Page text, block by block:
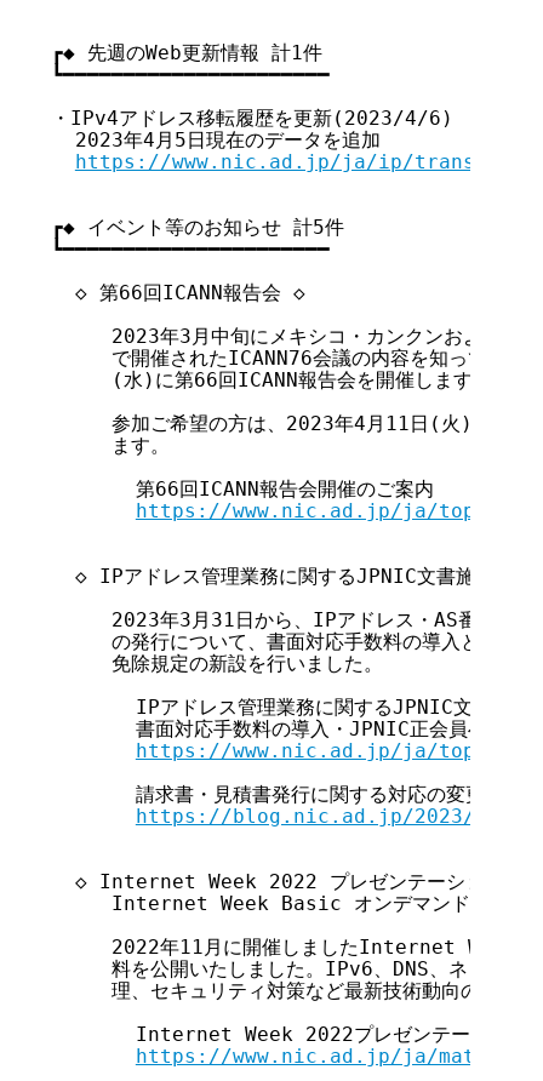
┏◆ 先週のWeb更新情報 計1件
┗━━━━━━━━━━━━━━━━━━━━━━
・IPv4アドレス移転履歴を更新(2023/4/6)
  2023年4月5日現在のデータを追加
https://www.nic.ad.jp/ja/ip/transfer/
┏◆ イベント等のお知らせ 計5件
┗━━━━━━━━━━━━━━━━━━━━━━
  ◇ 第66回ICANN報告会 ◇
2023年3月中旬にメキシコ・カンクンおよびオン
で開催されたICANN76会議の内容を知っていた
     (水)に第66回ICANN報告会を開催します。
参加ご希望の方は、2023年4月11日(火)17:00
     ます。
       第66回ICANN報告会開催のご案内
https://www.nic.ad.jp/ja/topics/
  ◇ IPアドレス管理業務に関するJPNIC文書施行 ◇
2023年3月31日から、IPアドレス・AS番号に関
の発行について、書面対応手数料の導入とJPNIC
     免除規定の新設を行いました。
IPアドレス管理業務に関するJPNIC文書施行
書面対応手数料の導入・JPNIC正会員への各
https://www.nic.ad.jp/ja/topics/
請求書・見積書発行に関する対応の変更をご
https://blog.nic.ad.jp/2023/8672/
◇ Internet Week 2022 プレゼンテーション資
Internet Week Basic オンデマンドコンテ
2022年11月に開催しましたInternet Week
料を公開いたしました。IPv6、DNS、ネットワ
理、セキュリティ対策など最新技術動向の把握に
Internet Week 2022プレゼンテーション
https://www.nic.ad.jp/ja/